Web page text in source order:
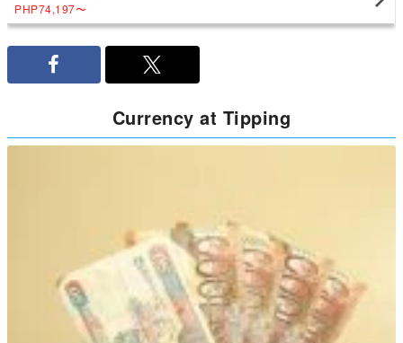
PHP74,197〜
Currency at Tipping